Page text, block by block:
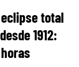
total
1912: